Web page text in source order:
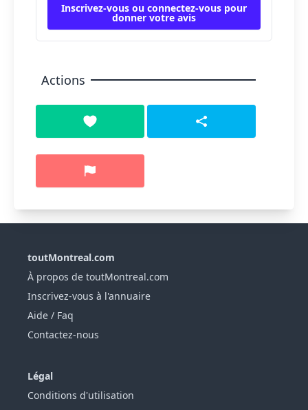
Inscrivez-vous ou connectez-vous pour
donner votre avis
Actions
toutMontreal.com
À propos de toutMontreal.com
Inscrivez-vous à l'annuaire
Aide / Faq
Contactez-nous
Légal
Conditions d'utilisation